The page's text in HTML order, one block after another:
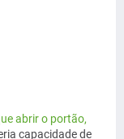
abrir o portão,
capacidade de